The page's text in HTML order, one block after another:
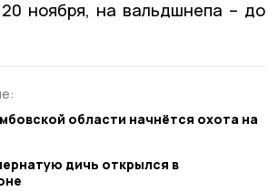
ноября, на вальдшнепа – до
области начнётся охота на
дичь открылся в